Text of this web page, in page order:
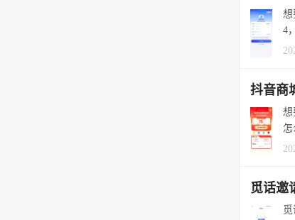
想
4
抖音商
想
觅话邀